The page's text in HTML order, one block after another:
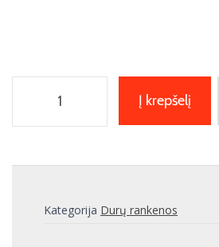
Į krepšelį
Kategorija Durų rankenos